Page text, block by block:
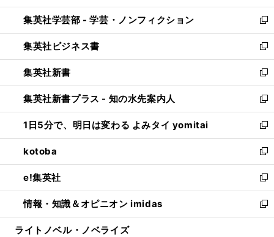
開
く
ウ
で
開
く
ン
ド
ウ
で
開
く
ウ
ィ
ン
ド
ウ
で
開
く
集英社学芸部 - 学芸・ノンフィクション
新
し
い
ウ
ィ
ン
ド
ウ
で
開
く
集英社ビジネス書
新
し
い
ウ
ィ
ン
ド
ウ
で
開
く
集英社新書
新
し
い
ウ
ィ
ン
ド
ウ
で
開
く
集英社新書プラス - 知の水先案内人
新
し
い
ウ
ィ
ン
ド
ウ
で
開
1日5分で、明日は変わる よみタイ yomitai
新
し
い
ウ
ィ
ン
ド
ウ
kotoba
新
し
い
ウ
ィ
ン
e!集英社
新
し
い
ウ
情報・知識＆オピニオン imidas
新
し
ライトノベル・ノベライズ